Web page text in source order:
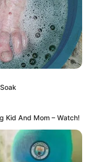
(Block B)
pada tahun 2012 di
Min Hyuk.
anggota dari Block B
Kid And Mom – Watch!